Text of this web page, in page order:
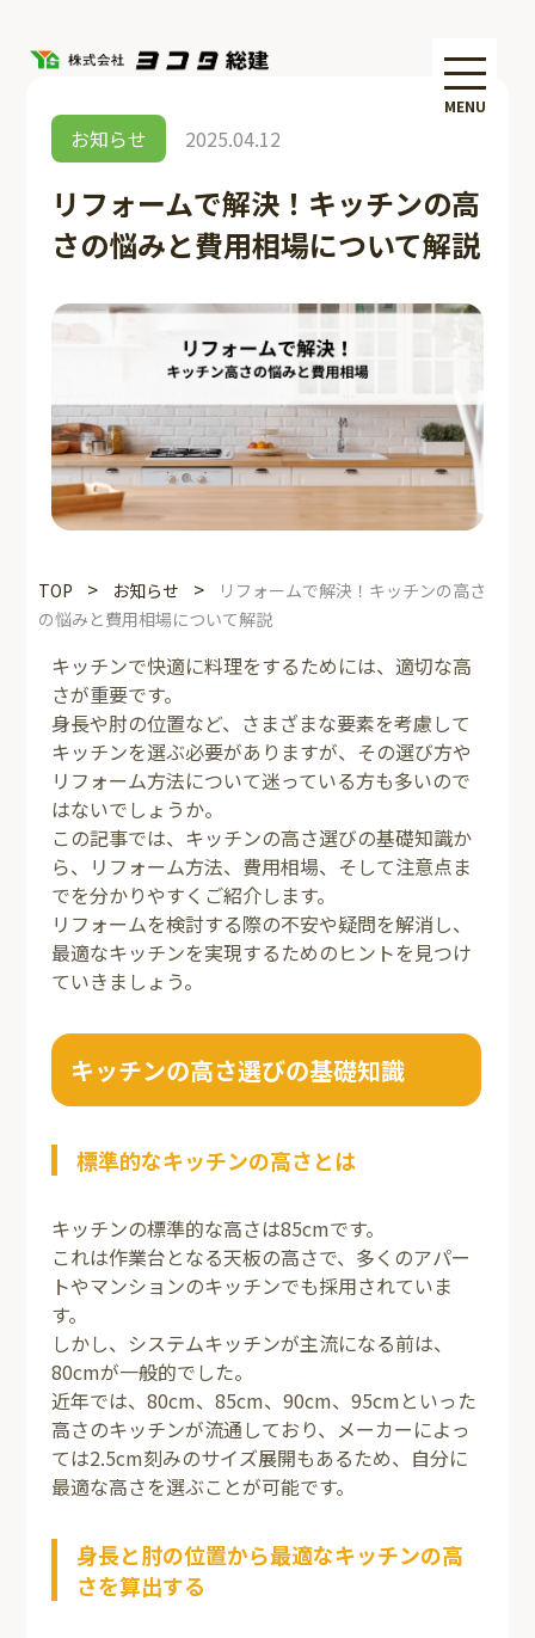
MENU
お知らせ 2025.04.12
リフォームで解決！キッチンの高
さの悩みと費用相場について解説
TOP > お知らせ >
リフォームで解決！キッチンの高さ
の悩みと費用相場について解説
キッチンで快適に料理をするためには、適切な高
さが重要です。
身長や肘の位置など、さまざまな要素を考慮して
キッチンを選ぶ必要がありますが、その選び方や
リフォーム方法について迷っている方も多いので
はないでしょうか。
この記事では、キッチンの高さ選びの基礎知識か
ら、リフォーム方法、費用相場、そして注意点ま
でを分かりやすくご紹介します。
リフォームを検討する際の不安や疑問を解消し、
最適なキッチンを実現するためのヒントを見つけ
ていきましょう。
キッチンの高さ選びの基礎知識
標準的なキッチンの高さとは
キッチンの標準的な高さは85cmです。
これは作業台となる天板の高さで、多くのアパー
トやマンションのキッチンでも採用されていま
す。
しかし、システムキッチンが主流になる前は、
80cmが一般的でした。
近年では、80cm、85cm、90cm、95cmといった
高さのキッチンが流通しており、メーカーによっ
ては2.5cm刻みのサイズ展開もあるため、自分に
最適な高さを選ぶことが可能です。
身長と肘の位置から最適なキッチンの高
さを算出する